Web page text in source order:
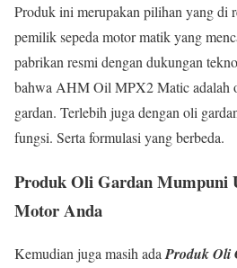
Produk ini merupakan pilihan yang di
pemilik sepeda motor matik yang
pabrikan resmi dengan dukungan
bahwa AHM Oil MPX2 Matic adalah
gardan. Terlebih juga dengan oli
fungsi. Serta formulasi yang berbeda.
Produk Oli Gardan Mumpuni
Motor Anda
Kemudian juga masih adaProduk Oli